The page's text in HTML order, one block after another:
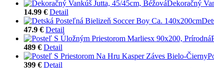
Dekoračný
14.99 € Detail
47.9 € Detail
489 € Detail
399 € Detail